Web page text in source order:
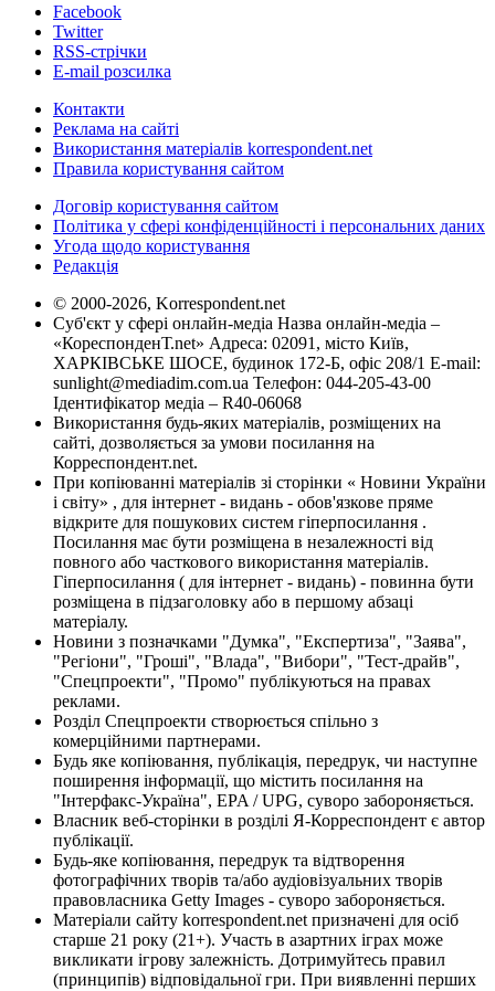
Facebook
Twitter
RSS-стрічки
E-mail розсилка
Контакти
Реклама на сайті
Використання матеріалів korrespondent.net
Правила користування сайтом
Договір користування сайтом
Політика у сфері конфіденційності і персональних даних
Угода щодо користування
Редакція
© 2000-2026, Korrespondent.net
Суб'єкт у сфері онлайн-медіа Назва онлайн-медіа –
«КореспонденТ.net» Адреса: 02091, місто Київ,
ХАРКІВСЬКЕ ШОСЕ, будинок 172-Б, офіс 208/1 E-mail:
sunlight@mediadim.com.ua Телефон: 044-205-43-00
Ідентифікатор медіа – R40-06068
Використання будь-яких матеріалів, розміщених на
сайті, дозволяється за умови посилання на
Корреспондент.net.
При копіюванні матеріалів зі сторінки « Новини України
і світу» , для інтернет - видань - обов'язкове пряме
відкрите для пошукових систем гіперпосилання .
Посилання має бути розміщена в незалежності від
повного або часткового використання матеріалів.
Гіперпосилання ( для інтернет - видань) - повинна бути
розміщена в підзаголовку або в першому абзаці
матеріалу.
Новини з позначками "Думка", "Експертиза", "Заява",
"Регіони", "Гроші", "Влада", "Вибори", "Тест-драйв",
"Спецпроекти", "Промо" публікуються на правах
реклами.
Розділ Спецпроекти створюється спільно з
комерційними партнерами.
Будь яке копіювання, публікація, передрук, чи наступне
поширення інформації, що містить посилання на
"Інтерфакс-Україна", EPA / UPG, суворо забороняється.
Власник веб-сторінки в розділі Я-Корреспондент є автор
публікації.
Будь-яке копіювання, передрук та відтворення
фотографічних творів та/або аудіовізуальних творів
правовласника Getty Images - суворо забороняється.
Матеріали сайту korrespondent.net призначені для осіб
старше 21 року (21+). Участь в азартних іграх може
викликати ігрову залежність. Дотримуйтесь правил
(принципів) відповідальної гри. При виявленні перших